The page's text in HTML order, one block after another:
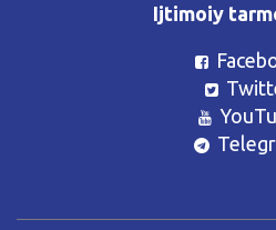
Ijtimoiy